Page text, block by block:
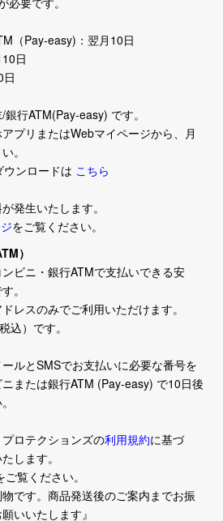
（Pay-easy)：翌月10日
日
日
行ATM(Pay-easy) です。
プリまたはWebマイページから、月
。
ンロードは こちら
発生いたします。
をご覧ください。
）
ビニ・銀行ATMで支払いできる安
。
レスのみでご利用いただけます。
込）です。
ルとSMSでお支払いに必要な番号を
または銀行ATM (Pay-easy) で10日後
ロテクションズの利用規約に基づ
します。
ご覧ください。
物です。商品発送後のご案内までお振
いいたします』